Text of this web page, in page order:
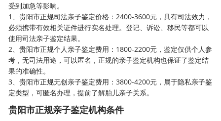
受到加急等影响。
1、贵阳市正规司法亲子鉴定价格：2400-3600元，具有司法效力，
必须携带有效相关证件进行实名处理。登记、诉讼、移民等都可以
使用司法亲子鉴定结果。
2、贵阳市正规个人亲子鉴定费用：1800-2200元，鉴定仅供个人参
考，无司法用途，可以匿名，正规的亲子鉴定机构也保证了鉴定结
果的准确性。
3、贵阳市正规无创亲子鉴定费用：3800-4200元，属于隐私亲子鉴
定类型，可匿名办理，提前了解胎儿亲子关系。
贵阳市正规亲子鉴定机构条件